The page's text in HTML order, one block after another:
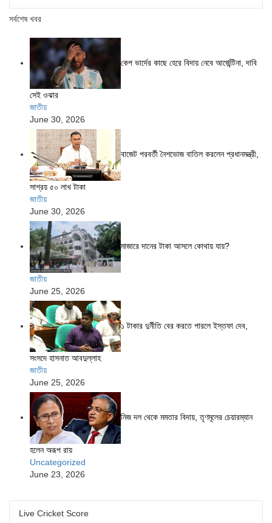
সর্বশেষ খবর
কেপ ভার্দের কাছে হেরে বিদায় নেবে আর্জেন্টিনা, দাবি
সেই ওঝার
জাতীয়
June 30, 2026
বাজেট পরবর্তী নৈশভোজ বাতিল করলেন প্রধানমন্ত্রী,
সাশ্রয় ৫০ লাখ টাকা
জাতীয়
June 30, 2026
মাজারে দানের টাকা আসলে কোথায় যায়?
জাতীয়
June 25, 2026
১ টাকার দুর্নীতি বের করতে পারলে ইস্তফা দেব,
সংসদে হাসনাত আবদুল্লাহ
জাতীয়
June 25, 2026
নিজ দল থেকে মমতার বিদায়, তৃণমূলের চেয়ারম্যান
হলেন অরূপ রায়
Uncategorized
June 23, 2026
Live Cricket Score